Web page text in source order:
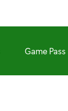
Game Pass